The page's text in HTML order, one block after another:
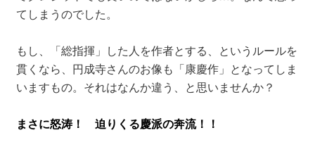
てしまうのでした。
もし、「総指揮」した人を作者とする、というルールを
貫くなら、円成寺さんのお像も「康慶作」となってしま
いますもの。それはなんか違う、と思いませんか？
まさに怒涛！ 迫りくる慶派の奔流！！